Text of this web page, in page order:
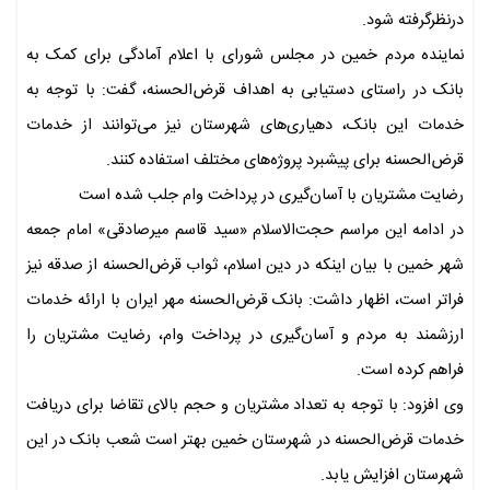
درنظرگرفته شود.
نماینده مردم خمین در مجلس شورای با اعلام آمادگی برای کمک به
بانک در راستای دستیابی به اهداف قرض‌الحسنه، گفت: با توجه به
خدمات این بانک، دهیاری‌های شهرستان نیز می‌توانند از خدمات
قرض‌الحسنه برای پیشبرد پروژه‌های مختلف استفاده کنند.
رضایت مشتریان با آسان‌گیری در پرداخت وام جلب شده است
در ادامه این مراسم حجت‌الاسلام «سید قاسم میرصادقی» امام جمعه
شهر خمین با بیان اینکه در دین اسلام، ثواب قرض‌الحسنه از صدقه نیز
فراتر است، اظهار داشت: بانک قرض‌الحسنه مهر ایران با ارائه خدمات
ارزشمند به مردم و آسان‌گیری در پرداخت وام، رضایت مشتریان را
فراهم کرده است.
وی افزود: با توجه به تعداد مشتریان و حجم بالای تقاضا برای دریافت
خدمات قرض‌الحسنه در شهرستان خمین بهتر است شعب بانک در این
شهرستان افزایش یابد.